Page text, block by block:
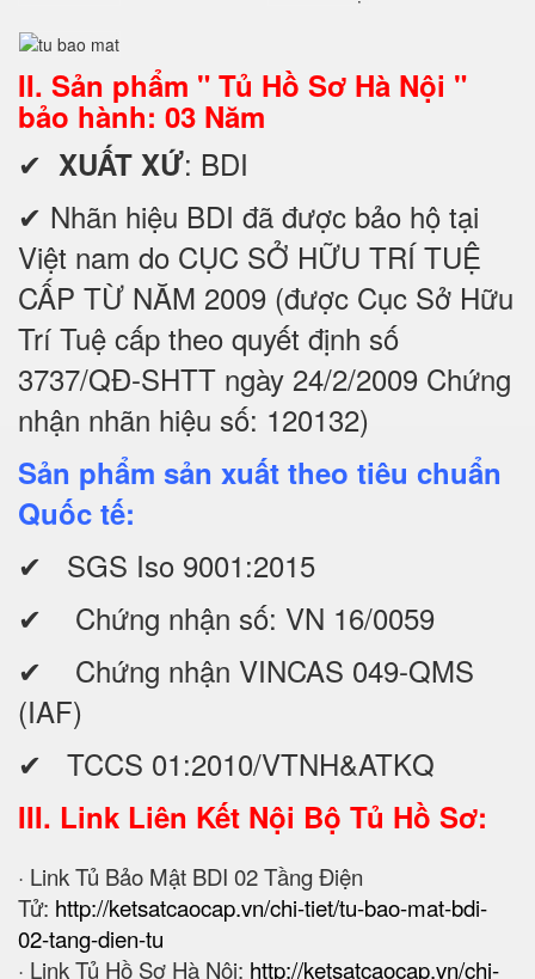
II. Sản phẩm " Tủ Hồ Sơ Hà Nội "
bảo hành: 03 Năm
✔ XUẤT XỨ: BDI
✔ Nhãn hiệu BDI đã được bảo hộ tại
Việt nam do CỤC SỞ HỮU TRÍ TUỆ
CẤP TỪ NĂM 2009 (được Cục Sở Hữu
Trí Tuệ cấp theo quyết định số
3737/QĐ-SHTT ngày 24/2/2009 Chứng
nhận nhãn hiệu số: 120132)
Sản phẩm sản xuất theo tiêu chuẩn
Quốc tế:
✔ SGS Iso 9001:2015
✔ Chứng nhận số: VN 16/0059
✔ Chứng nhận VINCAS 049-QMS
(IAF)
✔ TCCS 01:2010/VTNH&ATKQ
III. Link Liên Kết Nội Bộ Tủ Hồ Sơ:
· Link Tủ Bảo Mật BDI 02 Tầng Điện
Tử: http://ketsatcaocap.vn/chi-tiet/tu-bao-mat-bdi-
02-tang-dien-tu
· Link Tủ Hồ Sơ Hà Nội: http://ketsatcaocap.vn/chi-